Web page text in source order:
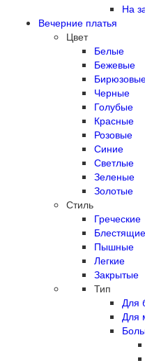
На
Вечерние платья
Цвет
Белые
Бежевые
Черные
Голубые
Красные
Розовые
Синие
Светлые
Зеленые
Золотые
Стиль
Греческие
Блестящие
Пышные
Легкие
Закрытые
Тип
Для
Для